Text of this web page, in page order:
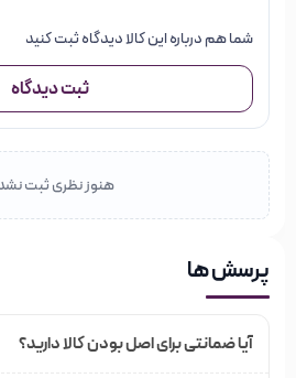
شما هم درباره این کالا دیدگاه ثبت کنید
ثبت دیدگاه
هنوز نظری ثبت
پرسش ها
آیا ضمانتی برای اصل بودن کالا دارید؟